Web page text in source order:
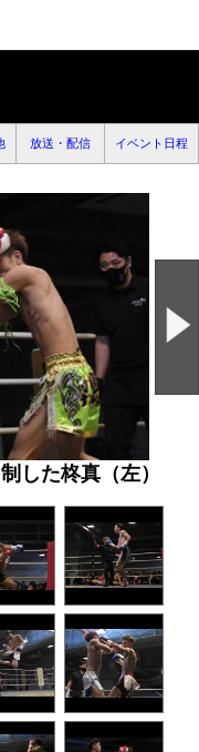
放送・配信 イベント日程
した柊真（左）